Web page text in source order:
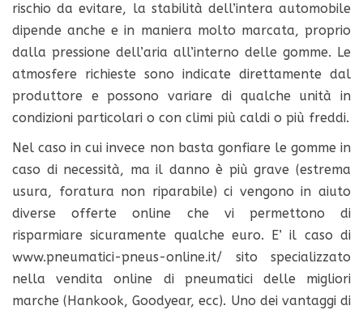
rischio da evitare, la stabilità dell’intera automobile
dipende anche e in maniera molto marcata, proprio
dalla pressione dell’aria all’interno delle gomme. Le
atmosfere richieste sono indicate direttamente dal
produttore e possono variare di qualche unità in
condizioni particolari o con climi più caldi o più freddi.
Nel caso in cui invece non basta gonfiare le gomme in
caso di necessità, ma il danno è più grave (estrema
usura, foratura non riparabile) ci vengono in aiuto
diverse offerte online che vi permettono di
risparmiare sicuramente qualche euro. E’ il caso di
www.pneumatici-pneus-online.it/ sito specializzato
nella vendita online di pneumatici delle migliori
marche (Hankook, Goodyear, ecc). Uno dei vantaggi di